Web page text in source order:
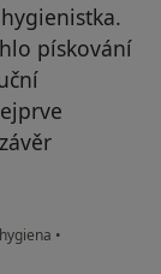
pískování
•